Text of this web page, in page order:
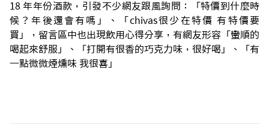
18 年年份酒款，引發不少網友跟風詢問：「特價到什麼時
候？年後還會有嗎」、「chivas很少在特價 有特價要
買」，留言區中也出現飲用心得分享，有網友形容「蠻順的
喝起來舒服」、「打開有很香的巧克力味，很好喝」、「有
一點微微煙燻味 我很喜」